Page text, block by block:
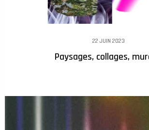
22 JUIN 2023
Paysages, collages,